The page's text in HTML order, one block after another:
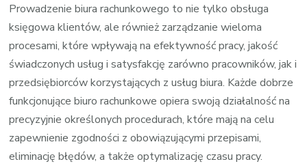
Prowadzenie biura rachunkowego to nie tylko obsługa
księgowa klientów, ale również zarządzanie wieloma
procesami, które wpływają na efektywność pracy, jakość
świadczonych usług i satysfakcję zarówno pracowników, jak i
przedsiębiorców korzystających z usług biura. Każde dobrze
funkcjonujące biuro rachunkowe opiera swoją działalność na
precyzyjnie określonych procedurach, które mają na celu
zapewnienie zgodności z obowiązującymi przepisami,
eliminację błędów, a także optymalizację czasu pracy.